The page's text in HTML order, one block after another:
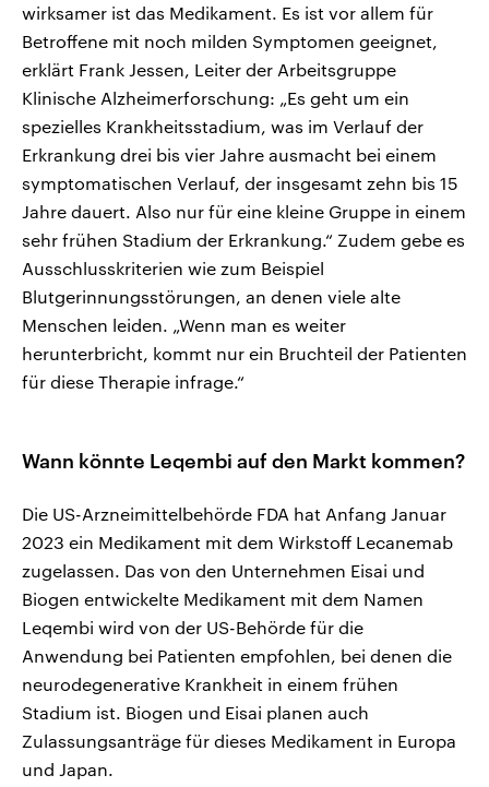
wirksamer ist das Medikament. Es ist vor allem für
Betroffene mit noch milden Symptomen geeignet,
erklärt Frank Jessen, Leiter der Arbeitsgruppe
Klinische Alzheimerforschung: „Es geht um ein
spezielles Krankheitsstadium, was im Verlauf der
Erkrankung drei bis vier Jahre ausmacht bei einem
symptomatischen Verlauf, der insgesamt zehn bis 15
Jahre dauert. Also nur für eine kleine Gruppe in einem
sehr frühen Stadium der Erkrankung.“ Zudem gebe es
Ausschlusskriterien wie zum Beispiel
Blutgerinnungsstörungen, an denen viele alte
Menschen leiden. „Wenn man es weiter
herunterbricht, kommt nur ein Bruchteil der Patienten
für diese Therapie infrage.“
Wann könnte Leqembi auf den Markt kommen?
Die US-Arzneimittelbehörde FDA hat Anfang Januar
2023 ein Medikament mit dem Wirkstoff Lecanemab
zugelassen. Das von den Unternehmen Eisai und
Biogen entwickelte Medikament mit dem Namen
Leqembi wird von der US-Behörde für die
Anwendung bei Patienten empfohlen, bei denen die
neurodegenerative Krankheit in einem frühen
Stadium ist. Biogen und Eisai planen auch
Zulassungsanträge für dieses Medikament in Europa
und Japan.